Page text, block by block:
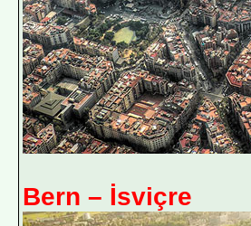
Bern – İsviçre